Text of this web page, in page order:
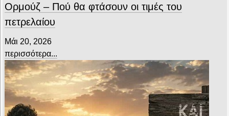
Ορμούζ – Πού θα φτάσουν οι τιμές του
πετρελαίου
Μάι 20, 2026
περισσότερα...